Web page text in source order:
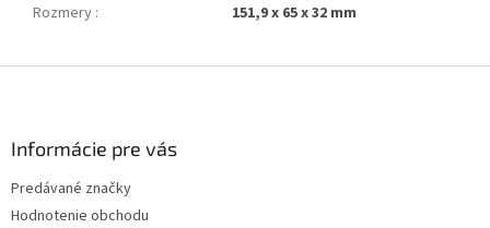
Rozmery : 151,9 x 65 x 32 mm
Informácie pre vás
Predávané značky
Hodnotenie obchodu